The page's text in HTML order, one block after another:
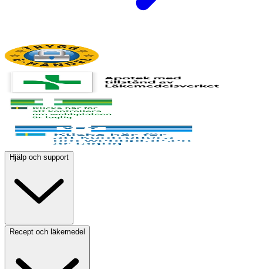
Hjälp och support
Recept och läkemedel